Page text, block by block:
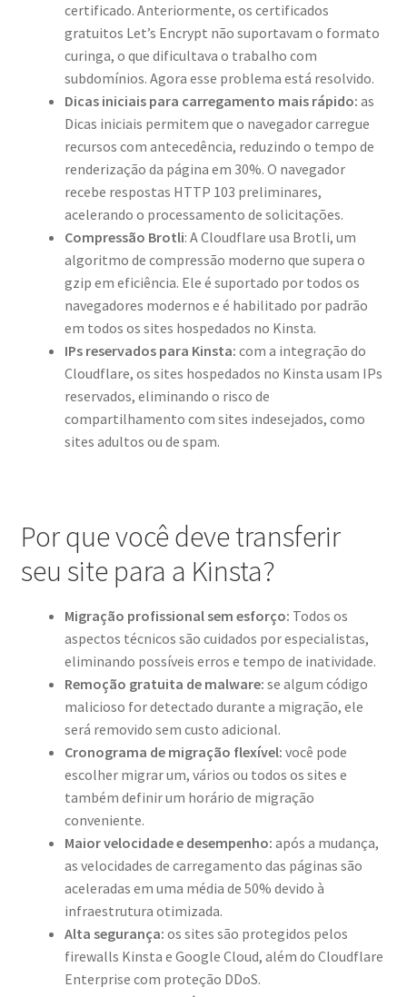
certificado. Anteriormente, os certificados
gratuitos Let’s Encrypt não suportavam o formato
curinga, o que dificultava o trabalho com
subdomínios. Agora esse problema está resolvido.
Dicas iniciais para carregamento mais rápido: as
Dicas iniciais permitem que o navegador carregue
recursos com antecedência, reduzindo o tempo de
renderização da página em 30%. O navegador
recebe respostas HTTP 103 preliminares,
acelerando o processamento de solicitações.
Compressão Brotli: A Cloudflare usa Brotli, um
algoritmo de compressão moderno que supera o
gzip em eficiência. Ele é suportado por todos os
navegadores modernos e é habilitado por padrão
em todos os sites hospedados no Kinsta.
IPs reservados para Kinsta: com a integração do
Cloudflare, os sites hospedados no Kinsta usam IPs
reservados, eliminando o risco de
compartilhamento com sites indesejados, como
sites adultos ou de spam.
Por que você deve transferir
seu site para a Kinsta?
Migração profissional sem esforço: Todos os
aspectos técnicos são cuidados por especialistas,
eliminando possíveis erros e tempo de inatividade.
Remoção gratuita de malware: se algum código
malicioso for detectado durante a migração, ele
será removido sem custo adicional.
Cronograma de migração flexível: você pode
escolher migrar um, vários ou todos os sites e
também definir um horário de migração
conveniente.
Maior velocidade e desempenho: após a mudança,
as velocidades de carregamento das páginas são
aceleradas em uma média de 50% devido à
infraestrutura otimizada.
Alta segurança: os sites são protegidos pelos
firewalls Kinsta e Google Cloud, além do Cloudflare
Enterprise com proteção DDoS.